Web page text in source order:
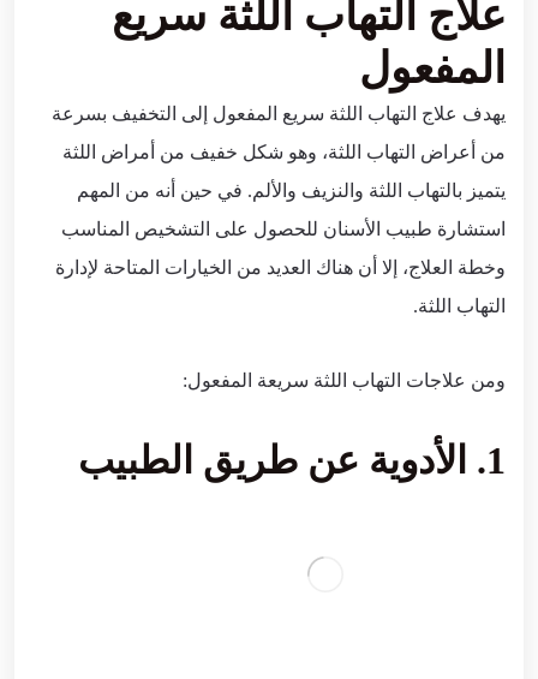
علاج التهاب اللثة سريع
المفعول
يهدف علاج التهاب اللثة سريع المفعول إلى التخفيف بسرعة
من أعراض التهاب اللثة، وهو شكل خفيف من أمراض اللثة
يتميز بالتهاب اللثة والنزيف والألم. في حين أنه من المهم
استشارة طبيب الأسنان للحصول على التشخيص المناسب
وخطة العلاج، إلا أن هناك العديد من الخيارات المتاحة لإدارة
التهاب اللثة.
ومن علاجات التهاب اللثة سريعة المفعول:
1. الأدوية عن طريق الطبيب